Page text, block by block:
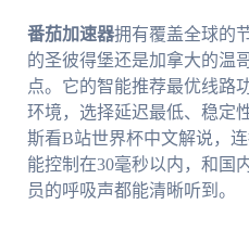
番茄加速器拥有覆盖全球的
的圣彼得堡还是加拿大的温
点。它的智能推荐最优线路
环境，选择延迟最低、稳定
斯看B站世界杯中文解说，
能控制在30毫秒以内，和国
员的呼吸声都能清晰听到。